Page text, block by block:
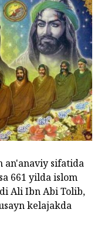
an'anaviy sifatida
661 yilda islom
Ali Ibn Abi Tolib,
kelajakda